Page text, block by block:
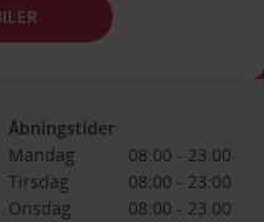
Åbningstider
Mandag
08:00 - 23:00
Tirsdag
08:00 - 23:00
Onsdag
08:00 - 23:00